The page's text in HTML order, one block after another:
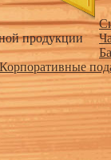
продукции
Корпоративные